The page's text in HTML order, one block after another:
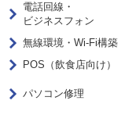
電話回線・
ビジネスフォン
無線環境・Wi-Fi構築
POS（飲食店向け）
パソコン修理